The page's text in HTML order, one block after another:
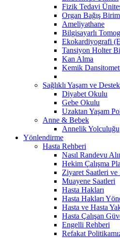
Fizik Tedavi
Organ Bağış
Ameliyathane
Bilgisayarlı
Ekokardiyografi
Tansiyon Holter
Kan Alma
Kemik
Sağlıklı Yaşam ve
Diyabet Okulu
Gebe Okulu
Uzaktan Yaşam
Anne & Bebek
Annelik Yolculuğu
Yönlendirme
Hasta Rehberi
Nasıl Randevu
Hekim Çalışma
Ziyaret Saatleri ve
Muayene Saatleri
Hasta Hakları
Hasta Hakları
Hasta ve Hasta
Hasta Çalışan
Engelli Rehberi
Refakat